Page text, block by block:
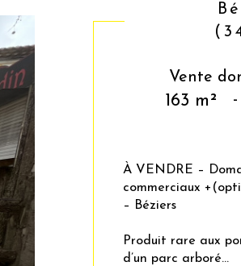
Vente
163 m² -
À VENDRE –
commerciaux
– Béziers
Produit rare aux
d’un parc arboré...